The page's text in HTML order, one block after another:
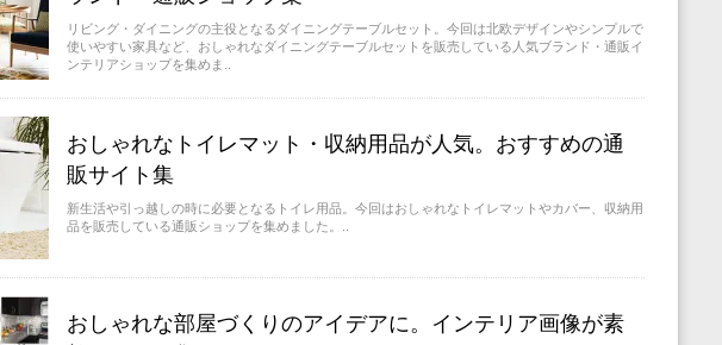
リビング・ダイニングの主役となるダイニングテーブルセット。今回は北欧デザインやシンプルで
使いやすい家具など、おしゃれなダイニングテーブルセットを販売している人気ブランド・通販イ
ンテリアショップを集めま..
おしゃれなトイレマット・収納用品が人気。おすすめの通
販サイト集
新生活や引っ越しの時に必要となるトイレ用品。今回はおしゃれなトイレマットやカバー、収納用
品を販売している通販ショップを集めました。..
おしゃれな部屋づくりのアイデアに。インテリア画像が素